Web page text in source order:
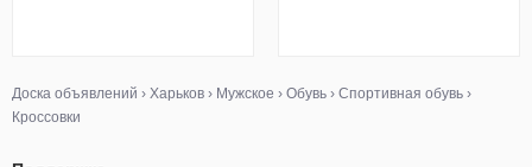
Доска объявлений › Харьков › Мужское › Обувь › Спортивная обувь ›
Кроссовки